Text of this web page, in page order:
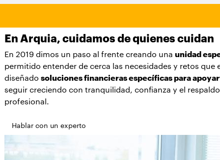
3. Aprobación
Una vez aprobada, recibirás un aviso
para realizar la firma del contrato.
En Arquia, cuidamos de quienes cuidan
En 2019 dimos un paso al frente creando una unidad
permitido entender de cerca las necesidades y retos
diseñado soluciones financieras específicas para
seguir creciendo con tranquilidad, confianza y el
profesional.
Hablar con un experto